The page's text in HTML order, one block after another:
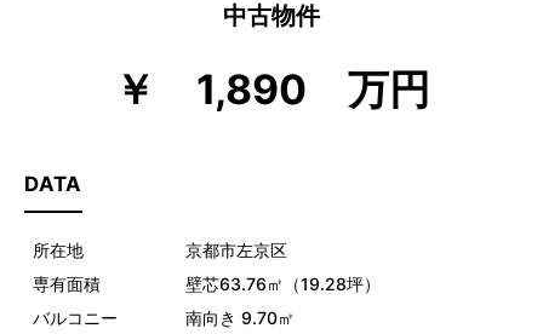
中古物件
￥ 1,890 万円
DATA
所在地 京都市左京区
専有面積 壁芯63.76㎡（19.28坪）
バルコニー 南向き 9.70㎡